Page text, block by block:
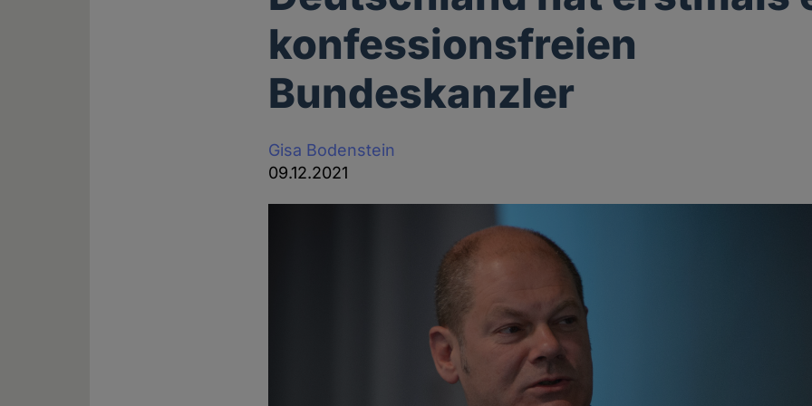
konfessionsfreien
Bundeskanzler
Gisa Bodenstein
09.12.2021